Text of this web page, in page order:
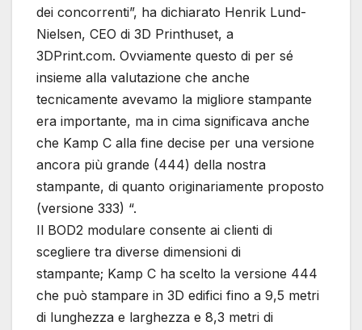
dei concorrenti”, ha dichiarato Henrik Lund-
Nielsen, CEO di 3D Printhuset, a
3DPrint.com. Ovviamente questo di per sé
insieme alla valutazione che anche
tecnicamente avevamo la migliore stampante
era importante, ma in cima significava anche
che Kamp C alla fine decise per una versione
ancora più grande (444) della nostra
stampante, di quanto originariamente proposto
(versione 333) “.
Il BOD2 modulare consente ai clienti di
scegliere tra diverse dimensioni di
stampante; Kamp C ha scelto la versione 444
che può stampare in 3D edifici fino a 9,5 metri
di lunghezza e larghezza e 8,3 metri di